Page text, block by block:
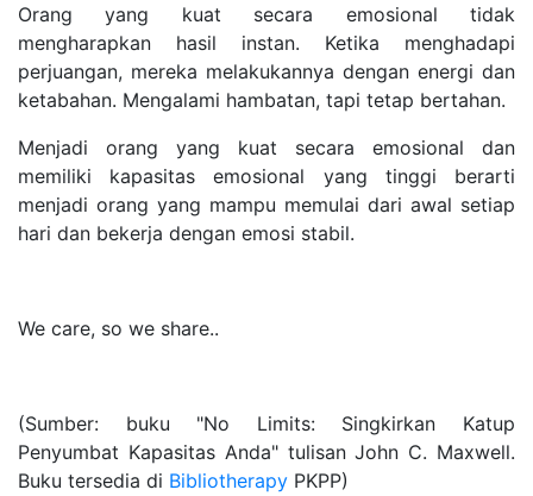
Orang yang kuat secara emosional tidak
mengharapkan hasil instan. Ketika menghadapi
perjuangan, mereka melakukannya dengan energi dan
ketabahan. Mengalami hambatan, tapi tetap bertahan.
Menjadi orang yang kuat secara emosional dan
memiliki kapasitas emosional yang tinggi berarti
menjadi orang yang mampu memulai dari awal setiap
hari dan bekerja dengan emosi stabil.
We care, so we share..
(Sumber: buku "No Limits: Singkirkan Katup
Penyumbat Kapasitas Anda" tulisan John C. Maxwell.
Buku tersedia di Bibliotherapy PKPP)